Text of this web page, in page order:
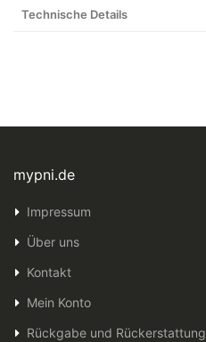
Technische Details
mypni.de
Impressum
Über uns
Kontakt
Mein Konto
Rückgabe und Rückerstattung